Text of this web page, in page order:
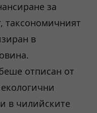
за
таксономичният
в
отписан от
в чилийските